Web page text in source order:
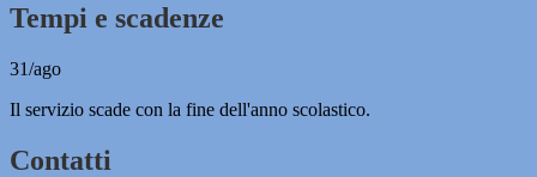
Tempi e scadenze
31/ago
Il servizio scade con la fine dell'anno scolastico.
Contatti